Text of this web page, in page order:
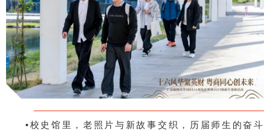
•校史馆里，老照片与新故事交织，历届师生的奋斗